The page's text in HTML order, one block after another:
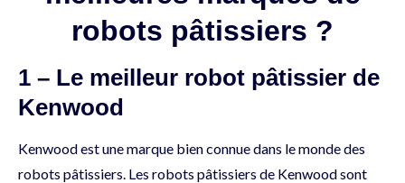
robots pâtissiers ?
1 – Le meilleur robot pâtissier de
Kenwood
Kenwood est une marque bien connue dans le monde des
robots pâtissiers. Les robots pâtissiers de Kenwood sont